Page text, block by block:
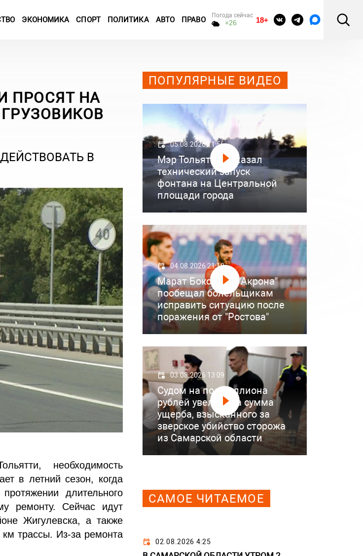
ЭКОНОМИКА СПОРТ ПОЛИТИКА АВТО ПРАВО Погода сейчас
+26 18+
ПРОСЯТ НА
В
необходимость
в летний сезон, когда
длительного
ремонту. Сейчас идут
Жигулевска, а также
км трассы. Из-за ремонта
ПОПУЛЯРНЫЕ ВИДЕО
05.08.2026 11:56
Мэр Тольятти показал
технический запуск
фонтана на Центральной
площади города
04.08.2026 21:18
Марат Бокоев из "Акрона"
пообещал болельщикам
исправить ситуацию после
поражения от "Ростова"
03.08.2026 13:09
Судом на полмиллиона
рублей увеличена сумма
ущерба, взысканного за
зверское убийство сторожа
из Самарской области
САМОЕ ЧИТАЕМОЕ
02.08.2026 4:25